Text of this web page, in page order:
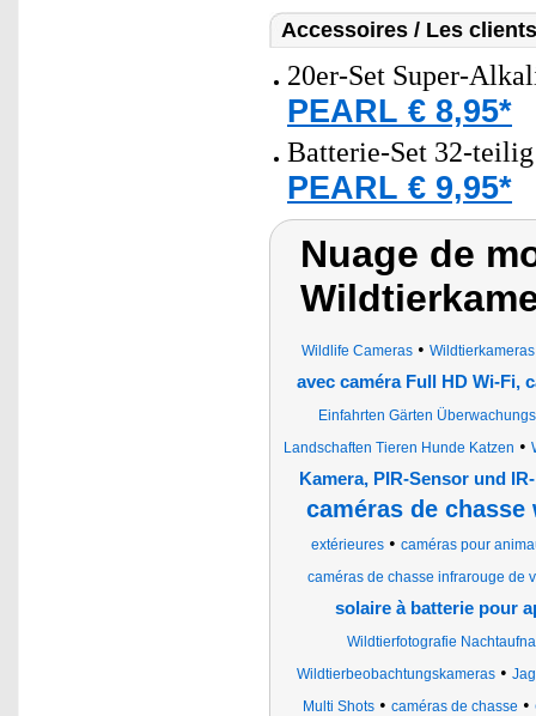
Accessoires / Les
20er-Set Super-
PEARL € 8,95*
Batterie-Set 32-
PEARL € 9,95*
Nuage de
Wildlife Cameras•
avec caméra Full HD Wi-Fi,
Einfahrten Gärten
Landschaften Tieren Hunde Katzen •
Kamera, PIR-Sensor und
caméras de
extérieures• caméras pour
caméras de chasse infrarouge de
solaire à batterie pour
Wildtierfotografie
Wildtierbeobachtungskameras•
Multi Shots• caméras de chasse •